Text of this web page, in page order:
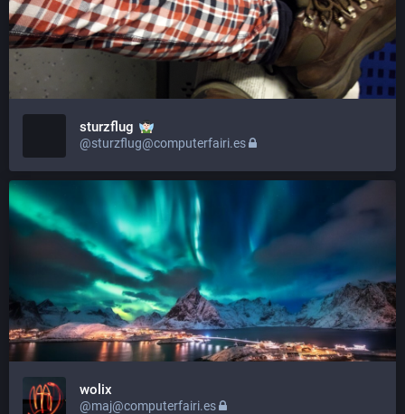
sturzflug
@sturzflug@computerfairi.es
wolix
@maj@computerfairi.es